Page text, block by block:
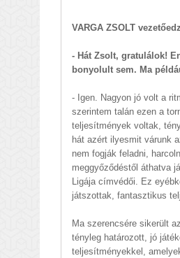
VARGA ZSOLT
- Hát Zsolt, gratulálok!
bonyolult sem. Ma
- Igen. Nagyon jó volt a
szerintem talán ezen a
teljesítmények voltak,
hát azért ilyesmit várunk
nem fogják feladni,
meggyőződéstől áthatva
Ligája címvédői. Ez
játszottak, fantasztikus
Ma szerencsére sikerült
tényleg határozott, jó
teljesítményekkel,